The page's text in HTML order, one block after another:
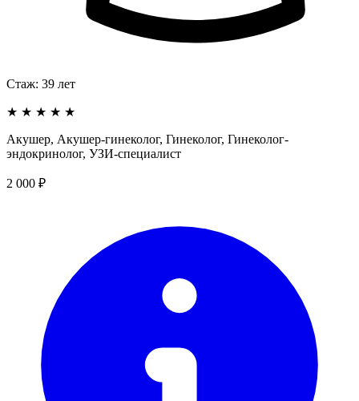
Стаж: 39 лет
★ ★ ★ ★ ★
Акушер, Акушер-гинеколог, Гинеколог, Гинеколог-
эндокринолог, УЗИ-специалист
2 000 ₽